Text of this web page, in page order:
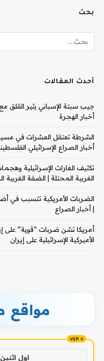
بحث
أحدث المقالات
جيب سبتة الإسباني يثير القلق
أخبار الهجرة
الشرطة تعتقل العشرات في
أخبار الصراع الإسرائيلي
تكثيف الغارات الإسرائيلية
الغربية المحتلة | الضفة الغربية
الضربات الأمريكية تتسبب في
| أخبار الصراع
أمريكا تشن ضربات “قوية” على
الأميركية الإسرائيلية على إيران
مواقع
اول